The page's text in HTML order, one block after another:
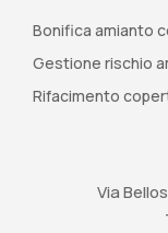
Bonifica amianto
Gestione rischio
Rifacimento
Via